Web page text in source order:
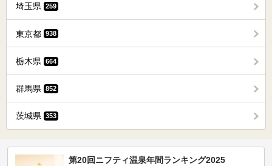
埼玉県 259
東京都 938
栃木県 664
群馬県 852
茨城県 353
第20回ニフティ温泉年間ランキング2025